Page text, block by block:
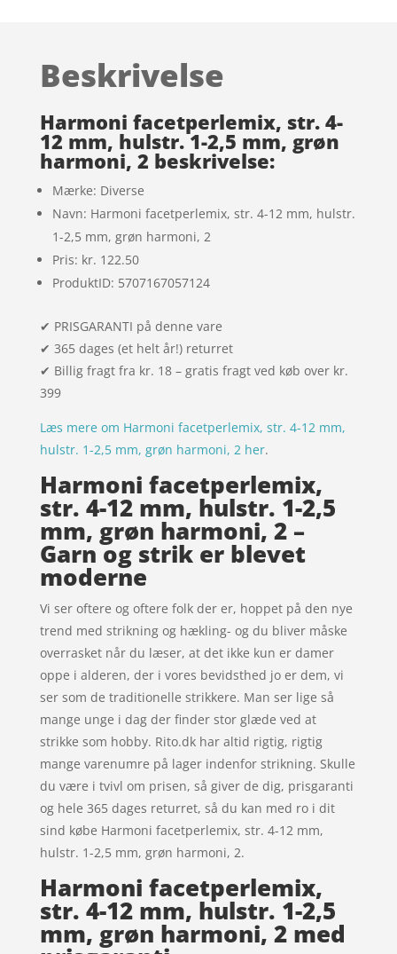
kundebedøm
Beskrivelse
Harmoni facetperlemix, str. 4-
12 mm, hulstr. 1-2,5 mm, grøn
harmoni, 2 beskrivelse:
Mærke: Diverse
Navn: Harmoni facetperlemix, str. 4-12 mm, hulstr.
1-2,5 mm, grøn harmoni, 2
Pris: kr. 122.50
ProduktID: 5707167057124
✔ PRISGARANTI på denne vare
✔ 365 dages (et helt år!) returret
✔ Billig fragt fra kr. 18 – gratis fragt ved køb over kr.
399
Læs mere om Harmoni facetperlemix, str. 4-12 mm,
hulstr. 1-2,5 mm, grøn harmoni, 2 her.
Harmoni facetperlemix,
str. 4-12 mm, hulstr. 1-2,5
mm, grøn harmoni, 2 –
Garn og strik er blevet
moderne
Vi ser oftere og oftere folk der er, hoppet på den nye
trend med strikning og hækling- og du bliver måske
overrasket når du læser, at det ikke kun er damer
oppe i alderen, der i vores bevidsthed jo er dem, vi
ser som de traditionelle strikkere. Man ser lige så
mange unge i dag der finder stor glæde ved at
strikke som hobby. Rito.dk har altid rigtig, rigtig
mange varenumre på lager indenfor strikning. Skulle
du være i tvivl om prisen, så giver de dig, prisgaranti
og hele 365 dages returret, så du kan med ro i dit
sind købe Harmoni facetperlemix, str. 4-12 mm,
hulstr. 1-2,5 mm, grøn harmoni, 2.
Harmoni facetperlemix,
str. 4-12 mm, hulstr. 1-2,5
mm, grøn harmoni, 2 med